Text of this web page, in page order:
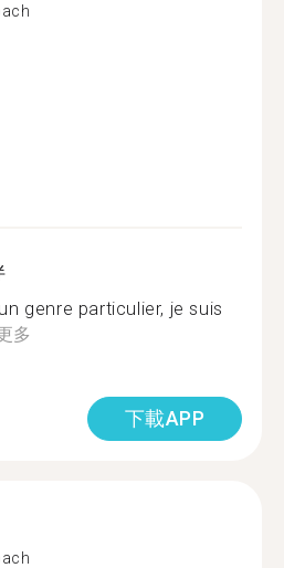
genre particulier, je suis
多
下載APP